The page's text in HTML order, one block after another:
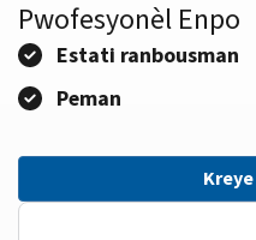
Pwofesyonèl Enpo
Estati ranbousman
Peman